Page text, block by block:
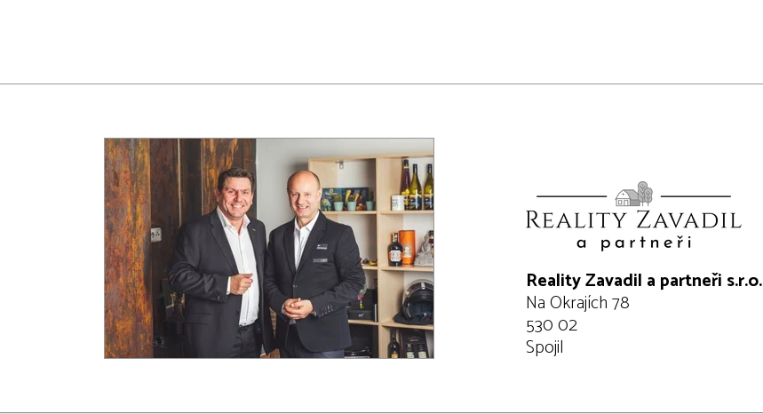
Reality Zavadil a partneři s.r.o.
Na Okrajích 78
530 02
Spojil